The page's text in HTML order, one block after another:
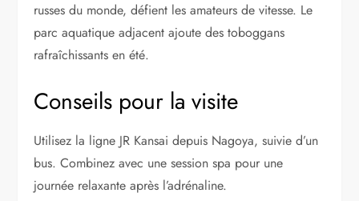
russes du monde, défient les amateurs de vitesse. Le
parc aquatique adjacent ajoute des toboggans
rafraîchissants en été.
Conseils pour la visite
Utilisez la ligne JR Kansai depuis Nagoya, suivie d’un
bus. Combinez avec une session spa pour une
journée relaxante après l’adrénaline.